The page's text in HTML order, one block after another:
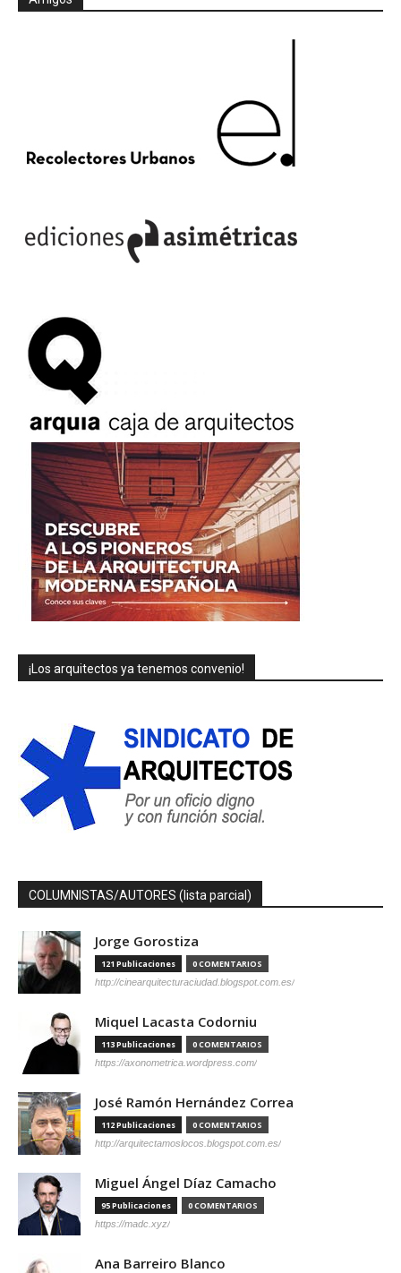
¡Los arquitectos ya tenemos convenio!
COLUMNISTAS/AUTORES (lista parcial)
Jorge Gorostiza
121 Publicaciones 0 COMENTARIOS
http://cinearquitecturaciudad.blogspot.com.es/
Miquel Lacasta Codorniu
113 Publicaciones 0 COMENTARIOS
https://axonometrica.wordpress.com/
José Ramón Hernández Correa
112 Publicaciones 0 COMENTARIOS
http://arquitectamoslocos.blogspot.com.es/
Miguel Ángel Díaz Camacho
95 Publicaciones 0 COMENTARIOS
https://madc.xyz/
Ana Barreiro Blanco